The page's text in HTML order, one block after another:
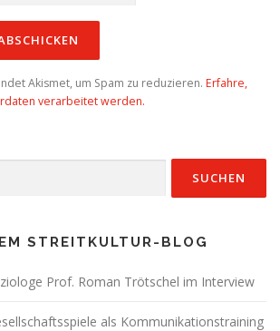
Akismet, um Spam zu reduzieren. Erfahre,
verarbeitet werden.
STREITKULTUR-BLOG
Prof. Roman Trötschel im Interview
als Kommunikationstraining